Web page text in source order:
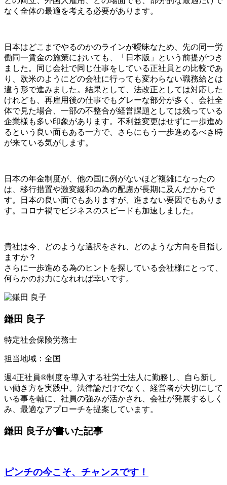
なく全体の最適を考える必要があります。
日本はどこまでやるのかのラインが曖昧なため、先の同一労
働同一賃金の施策においても、「日本版」という前提がつき
ました。同じ会社で同じ仕事をしている正社員との比較であ
り、欧米のようにどの会社に行っても変わらない職務給とは
違う形で進みました。結果として、法改正としては対応した
けれども、再雇用後の仕事でもグレーな部分が多く、会社全
体で見た場合、一部の不整合が経営課題としては残っている
企業様も多い印象があります。不利益変更はせずに一歩進め
るという良い面もある一方で、さらにもう一歩進めるべき時
が来ている気がします。
日本の年金制度が、他の国に例がないほど複雑になったの
は、移行措置や激変緩和の為の配慮が長期に及んだからで
す。日本の良い面でもありますが、進まない要因でもありま
す。コロナ禍でビジネスのスピードも加速しました。
貴社は今、どのような選択をされ、どのような方向を目指し
ますか？
さらに一歩進める為のヒントを探している会社様にとって、
何らかのお力になれれば幸いです。
鎌田 良子
特定社会保険労務士
担当地域：全国
週4正社員®︎制度を導入する社労士法人に勤務し、自ら新し
い働き方を実践中。法律論だけでなく、経営者が大切にして
いる事を軸に、社員の強みが活かされ、会社が発展するしく
み、最適なアプローチを提案しています。
鎌田 良子が書いた記事
ピンチの今こそ、チャンスです！